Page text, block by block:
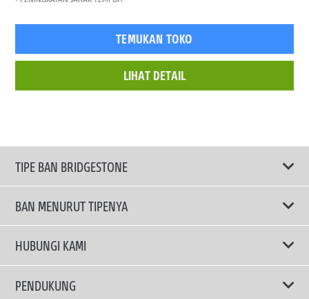
TEMUKAN TOKO
LIHAT DETAIL
TIPE BAN BRIDGESTONE
BAN MENURUT TIPENYA
Ban ENLITEN
Ban Performa
HUBUNGI KAMI
Email Kami
PENDUKUNG